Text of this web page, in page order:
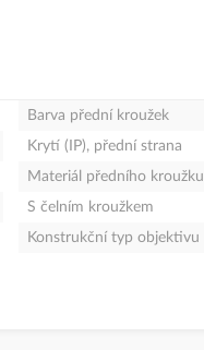
Barva přední kroužek
Krytí (IP), přední strana
Materiál předního kroužku
S čelním kroužkem
Konstrukční typ objektivu